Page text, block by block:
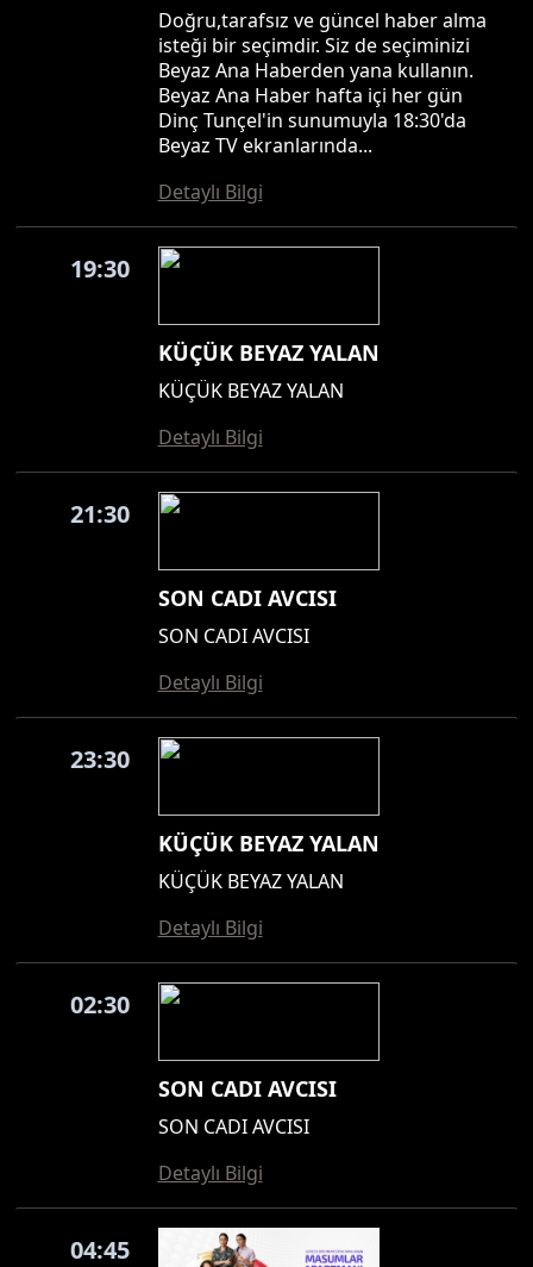
Doğru,tarafsız ve güncel haber alma
isteği bir seçimdir. Siz de seçiminizi
Beyaz Ana Haberden yana kullanın.
Beyaz Ana Haber hafta içi her gün
Dinç Tunçel'in sunumuyla 18:30'da
Beyaz TV ekranlarında...
Detaylı Bilgi
19:30
KÜÇÜK BEYAZ YALAN
KÜÇÜK BEYAZ YALAN
Detaylı Bilgi
21:30
SON CADI AVCISI
SON CADI AVCISI
Detaylı Bilgi
23:30
KÜÇÜK BEYAZ YALAN
KÜÇÜK BEYAZ YALAN
Detaylı Bilgi
02:30
SON CADI AVCISI
SON CADI AVCISI
Detaylı Bilgi
04:45